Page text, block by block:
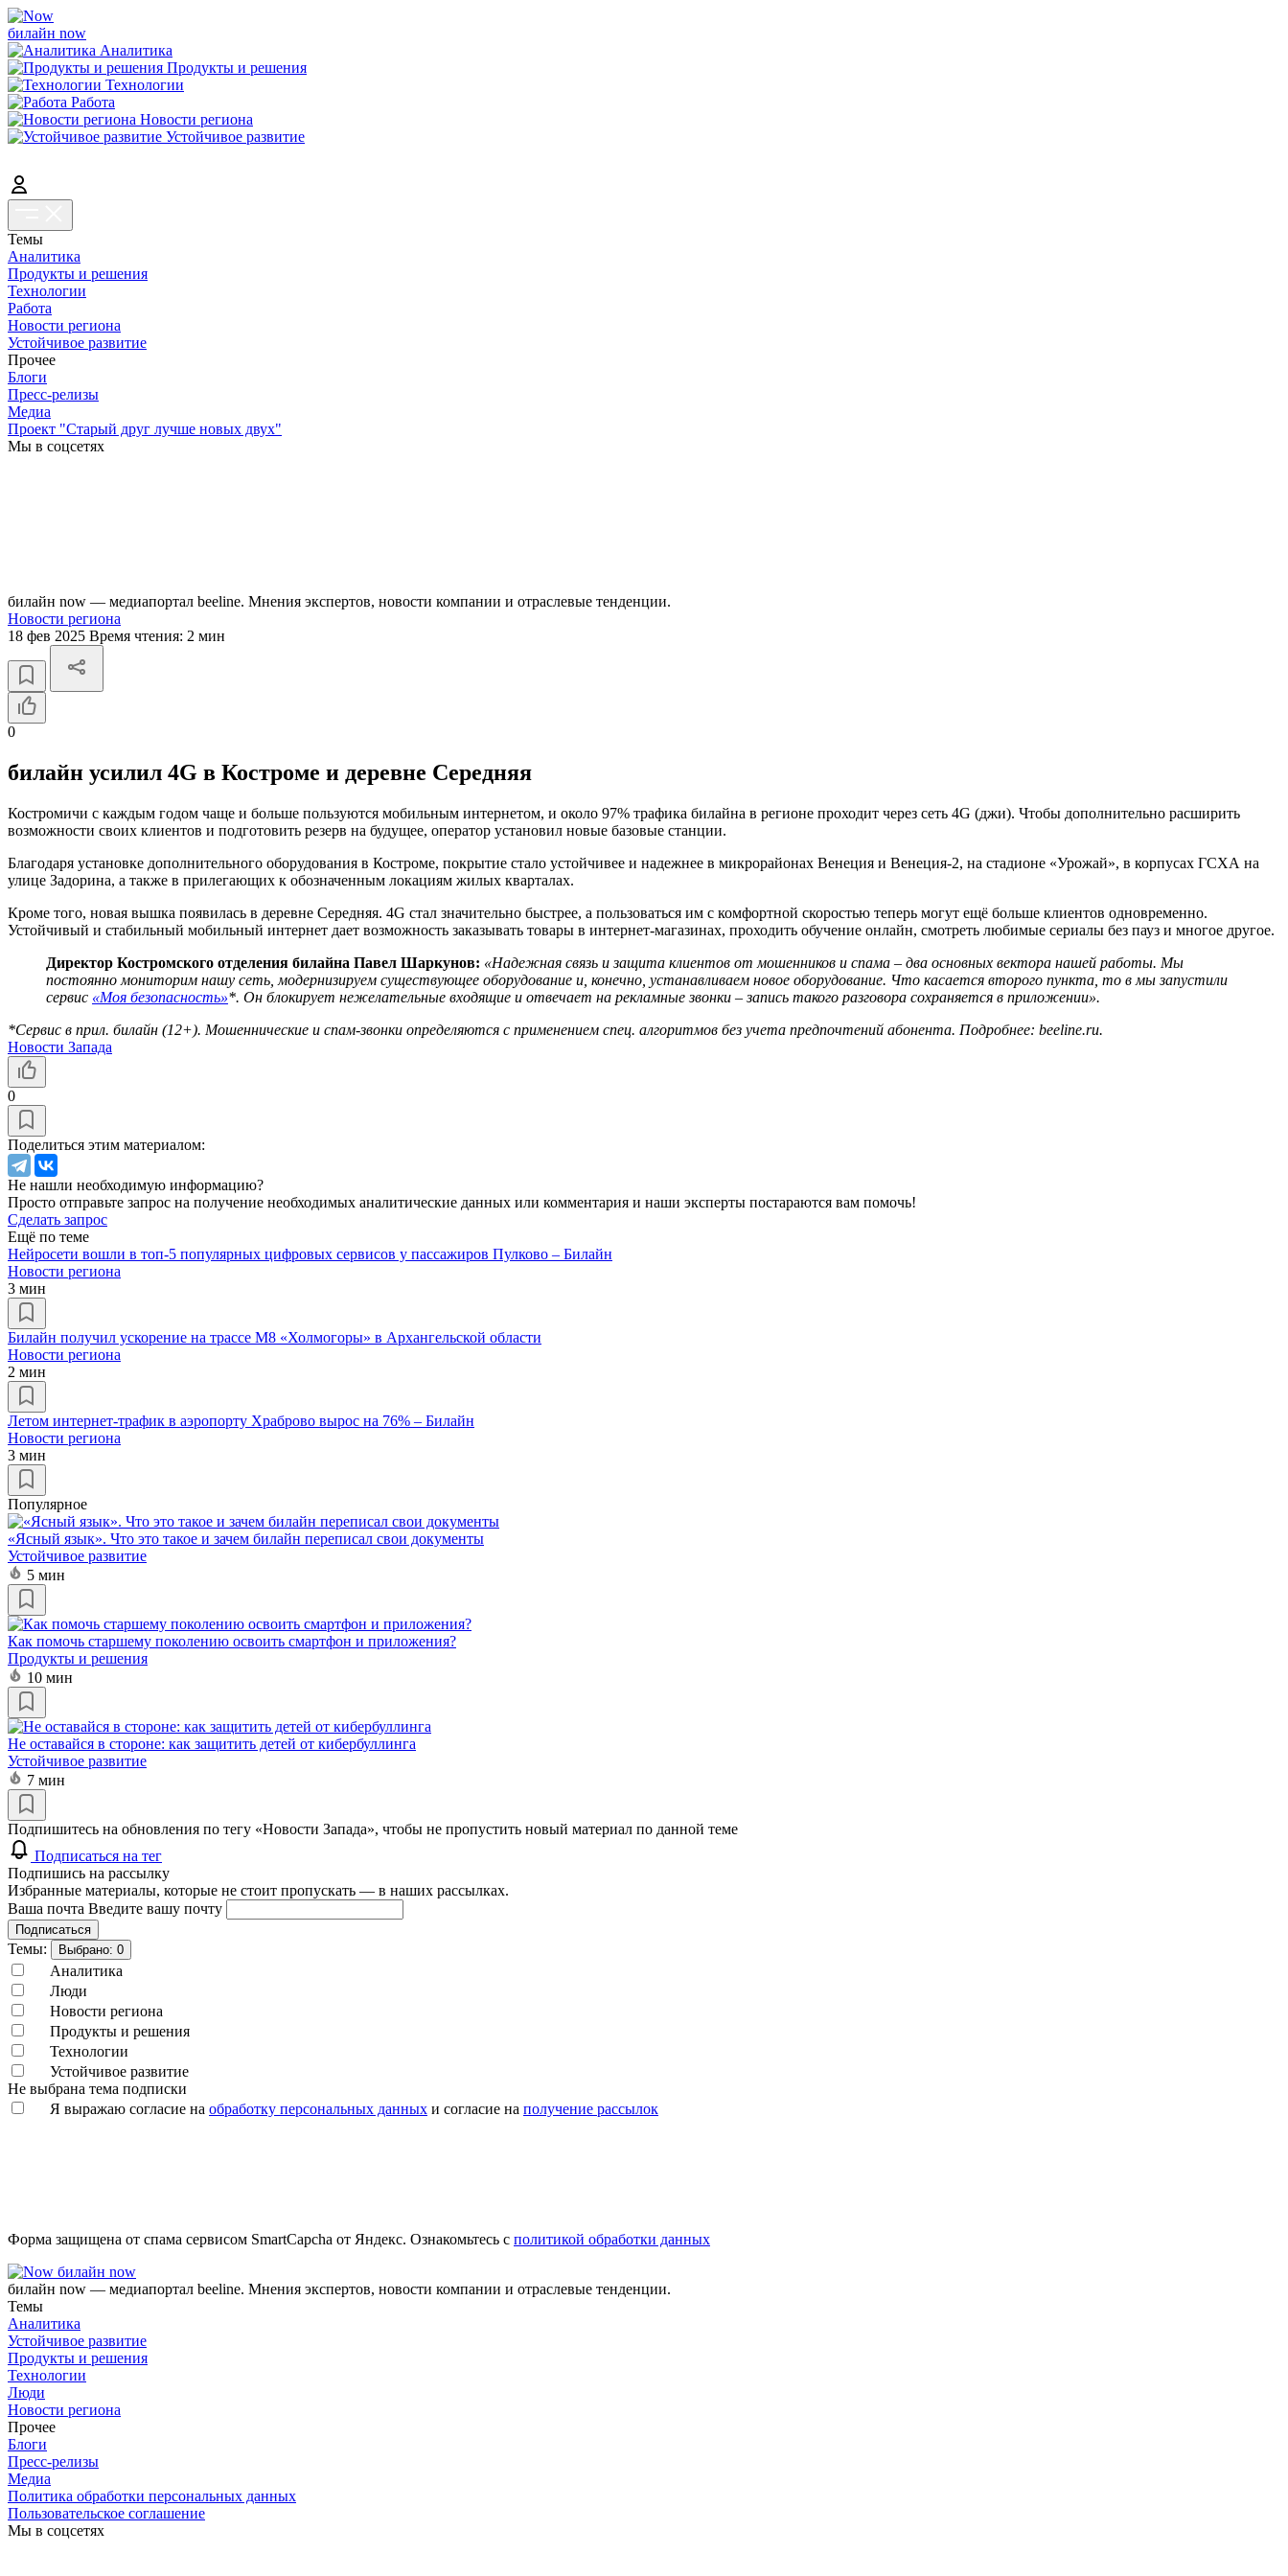
билайн now
Аналитика
Продукты и решения
Технологии
Работа
Новости региона
Устойчивое развитие
Темы
Аналитика
Продукты и решения
Технологии
Работа
Новости региона
Устойчивое развитие
Прочее
Блоги
Пресс-релизы
Медиа
Проект "Старый друг лучше новых двух"
Мы в соцсетях
билайн now — медиапортал beeline. Мнения экспертов, новости компании и отраслевые тенденции.
Новости региона
18 фев 2025 Время чтения: 2 мин
0
билайн усилил 4G в Костроме и деревне Середняя
Костромичи с каждым годом чаще и больше пользуются мобильным интернетом, и около 97% трафика билайна в регионе проходит через сеть 4G (джи). Чтобы дополнительно расширить
возможности своих клиентов и подготовить резерв на будущее, оператор установил новые базовые станции.
Благодаря установке дополнительного оборудования в Костроме, покрытие стало устойчивее и надежнее в микрорайонах Венеция и Венеция-2, на стадионе «Урожай», в корпусах ГСХА на
улице Задорина, а также в прилегающих к обозначенным локациям жилых кварталах.
Кроме того, новая вышка появилась в деревне Середняя. 4G стал значительно быстрее, а пользоваться им с комфортной скоростью теперь могут ещё больше клиентов одновременно.
Устойчивый и стабильный мобильный интернет дает возможность заказывать товары в интернет-магазинах, проходить обучение онлайн, смотреть любимые сериалы без пауз и многое другое.
Директор Костромского отделения билайна Павел Шаркунов: «Надежная связь и защита клиентов от мошенников и спама – два основных вектора нашей работы. Мы
постоянно мониторим нашу сеть, модернизируем существующее оборудование и, конечно, устанавливаем новое оборудование. Что касается второго пункта, то в мы запустили
сервис «Моя безопасность»*. Он блокирует нежелательные входящие и отвечает на рекламные звонки – запись такого разговора сохраняется в приложении».
*Сервис в прил. билайн (12+). Мошеннические и спам-звонки определяются с применением спец. алгоритмов без учета предпочтений абонента. Подробнее: beeline.ru.
Новости Запада
0
Поделиться этим материалом:
Не нашли необходимую информацию?
Просто отправьте запрос на получение необходимых аналитические данных или комментария и наши эксперты постараются вам помочь!
Сделать запрос
Ещё по теме
Нейросети вошли в топ-5 популярных цифровых сервисов у пассажиров Пулково – Билайн
Новости региона
3 мин
Билайн получил ускорение на трассе М8 «Холмогоры» в Архангельской области
Новости региона
2 мин
Летом интернет-трафик в аэропорту Храброво вырос на 76% – Билайн
Новости региона
3 мин
Популярное
«Ясный язык». Что это такое и зачем билайн переписал свои документы
Устойчивое развитие
5 мин
Как помочь старшему поколению освоить смартфон и приложения?
Продукты и решения
10 мин
Не оставайся в стороне: как защитить детей от кибербуллинга
Устойчивое развитие
7 мин
Подпишитесь на обновления по тегу «Новости Запада», чтобы не пропустить новый материал по данной теме
Подписаться на тег
Подпишись на рассылку
Избранные материалы, которые не стоит пропускать — в наших рассылках.
Ваша почта Введите вашу почту
Подписаться
Темы: Выбрано: 0
Аналитика
Люди
Новости региона
Продукты и решения
Технологии
Устойчивое развитие
Не выбрана тема подписки
Я выражаю согласие на обработку персональных данных и согласие на получение рассылок
Форма защищена от спама сервисом SmartCapcha от Яндекс. Ознакомьтесь с политикой обработки данных
билайн now
билайн now — медиапортал beeline. Мнения экспертов, новости компании и отраслевые тенденции.
Темы
Аналитика
Устойчивое развитие
Продукты и решения
Технологии
Люди
Новости региона
Прочее
Блоги
Пресс-релизы
Медиа
Политика обработки персональных данных
Пользовательское соглашение
Мы в соцсетях